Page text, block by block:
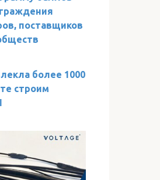
поставщиков
более 1000
строим